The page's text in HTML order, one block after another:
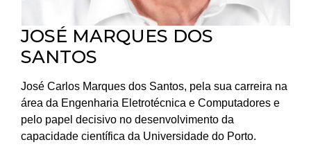
JOSÉ MARQUES DOS
SANTOS
José Carlos Marques dos Santos, pela sua carreira na
área da Engenharia Eletrotécnica e Computadores e
pelo papel decisivo no desenvolvimento da
capacidade científica da Universidade do Porto.